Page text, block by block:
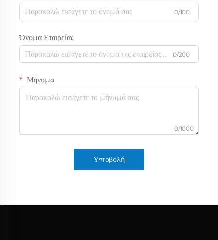
0/100
Όνομα Εταιρείας
0/200
Μήνυμα
0/1000
Υποβολή